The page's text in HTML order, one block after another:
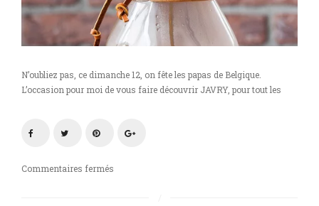
N’oubliez pas, ce dimanche 12, on fête les papas de Belgique.
L’occasion pour moi de vous faire découvrir JAVRY, pour tout les
Commentaires fermés